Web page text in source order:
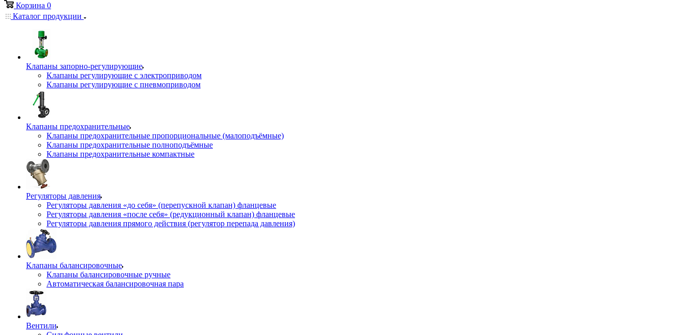
Корзина 0
Каталог продукции
Клапаны запорно-регулирующие
Клапаны регулирующие с электроприводом
Клапаны регулирующие с пневмоприводом
Клапаны предохранительные
Клапаны предохранительные пропорциональные (малоподъёмные)
Клапаны предохранительные полноподъёмные
Клапаны предохранительные компактные
Регуляторы давления
Регуляторы давления «до себя» (перепускной клапан) фланцевые
Регуляторы давления «после себя» (редукционный клапан) фланцевые
Регуляторы давления прямого действия (регулятор перепада давления)
Клапаны балансировочные
Клапаны балансировочные ручные
Автоматическая балансировочная пара
Вентили